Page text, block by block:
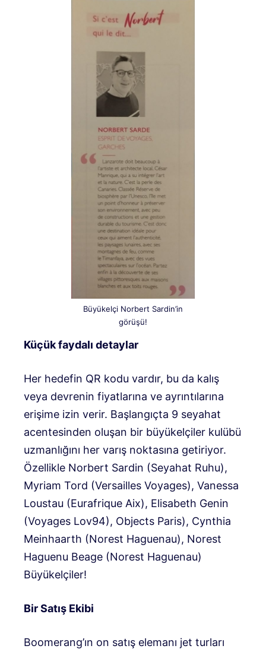
Büyükelçi Norbert Sardin’in
görüşü!
Küçük faydalı detaylar
Her hedefin QR kodu vardır, bu da kalış
veya devrenin fiyatlarına ve ayrıntılarına
erişime izin verir. Başlangıçta 9 seyahat
acentesinden oluşan bir büyükelçiler kulübü
uzmanlığını her varış noktasına getiriyor.
Özellikle Norbert Sardin (Seyahat Ruhu),
Myriam Tord (Versailles Voyages), Vanessa
Loustau (Eurafrique Aix), Elisabeth Genin
(Voyages Lov94), Objects Paris), Cynthia
Meinhaarth (Norest Haguenau), Norest
Haguenu Beage (Norest Haguenau)
Büyükelçiler!
Bir Satış Ekibi
Boomerang’ın on satış elemanı jet turları